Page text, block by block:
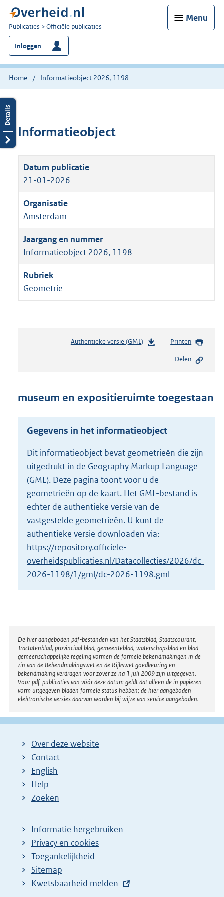
Menu
U
bent
nu
hier:
Publicaties Officiële publicaties
Inloggen
Home Informatieobject 2026, 1198
Informatieobject
21-01-2026
Amsterdam
Informatieobject 2026, 1198
Geometrie
Authentieke versie (GML)b
n
s
r
o
t
t
e
2
K
b
Printen
Delen
museum en expositieruimte toegestaan
Gegevens in het informatieobject
Dit informatieobject bevat geometrieën die zijn
uitgedrukt in de Geography Markup Language
(GML). Deze pagina toont voor u de
geometrieën op de kaart. Het GML-bestand is
echter de authentieke versie van de
vastgestelde geometrieën. U kunt de
authentieke versie downloaden via:
https://repository.officiele-
overheidspublicaties.nl/Datacollecties/2026/dc-
2026-1198/1/gml/dc-2026-1198.gml
Disclaimer
De hier aangeboden pdf-bestanden van het Staatsblad, Staatscourant,
Tractatenblad, provinciaal blad, gemeenteblad, waterschapsblad en blad
gemeenschappelijke regeling vormen de formele bekendmakingen in de
zin van de Bekendmakingswet en de Rijkswet goedkeuring en
bekendmaking verdragen voor zover ze na 1 juli 2009 zijn uitgegeven.
Voor pdf-publicaties van vóór deze datum geldt dat alleen de in papieren
vorm uitgegeven bladen formele status hebben; de hier aangeboden
elektronische versies daarvan worden bij wijze van service aangeboden.
Over deze website
Contact
English
Help
Zoeken
Informatie hergebruiken
Privacy en cookies
Toegankelijkheid
Sitemap
E
Kwetsbaarheid melden